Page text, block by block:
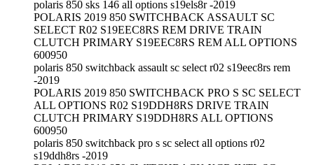
polaris 850 sks 146 all options s19els8r -2019
POLARIS 2019 850 SWITCHBACK ASSAULT SC
SELECT R02 S19EEC8RS REM DRIVE TRAIN
CLUTCH PRIMARY S19EEC8RS REM ALL OPTIONS
600950
polaris 850 switchback assault sc select r02 s19eec8rs rem
-2019
POLARIS 2019 850 SWITCHBACK PRO S SC SELECT
ALL OPTIONS R02 S19DDH8RS DRIVE TRAIN
CLUTCH PRIMARY S19DDH8RS ALL OPTIONS
600950
polaris 850 switchback pro s sc select all options r02
s19ddh8rs -2019